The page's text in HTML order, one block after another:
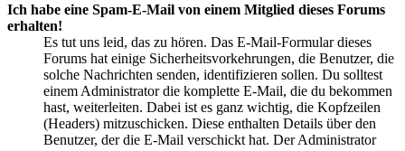
Ich habe eine Spam-E-Mail von einem Mitglied dieses Forums
erhalten!
Es tut uns leid, das zu hören. Das E-Mail-Formular dieses
Forums hat einige Sicherheitsvorkehrungen, die Benutzer, die
solche Nachrichten senden, identifizieren sollen. Du solltest
einem Administrator die komplette E-Mail, die du bekommen
hast, weiterleiten. Dabei ist es ganz wichtig, die Kopfzeilen
(Headers) mitzuschicken. Diese enthalten Details über den
Benutzer, der die E-Mail verschickt hat. Der Administrator